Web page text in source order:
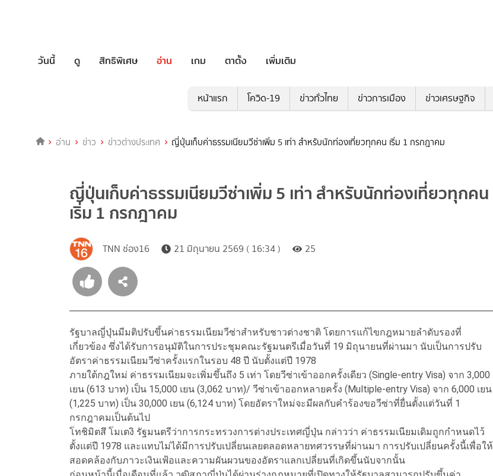
วันนี้ ดู สิทธิพิเศษ อ่าน เกม ตาตั้ง เพิ่มเติม
หน้าแรก โควิด-19 ข่าวทั่วไทย ข่าวการเมือง ข่าวเศรษฐกิจ
อ่าน ข่าว ข่าวต่างประเทศ ญี่ปุ่นเก็บค่าธรรมเนียมวีซ่าเพิ่ม 5 เท่า สำหรับนักท่องเที่ยวทุกคน เริ่ม 1 กรกฎาคม
ญี่ปุ่นเก็บค่าธรรมเนียมวีซ่าเพิ่ม 5 เท่า สำหรับนักท่องเที่ยวทุกคน
เริ่ม 1 กรกฎาคม
TNN ช่อง16 21 มิถุนายน 2569 ( 16:34 ) 25
รัฐบาลญี่ปุ่นมีมติปรับขึ้นค่าธรรมเนียมวีซ่าสำหรับชาวต่างชาติ โดยการแก้ไขกฎหมายลำดับรองที่
เกี่ยวข้อง ซึ่งได้รับการอนุมัติในการประชุมคณะรัฐมนตรีเมื่อวันที่ 19 มิถุนายนที่ผ่านมา นับเป็นการปรับ
อัตราค่าธรรมเนียมวีซ่าครั้งแรกในรอบ 48 ปี นับตั้งแต่ปี 1978
ภายใต้กฎใหม่ ค่าธรรมเนียมจะเพิ่มขึ้นถึง 5 เท่า โดยวีซ่าเข้าออกครั้งเดียว (Single-entry Visa) จาก 3,000
เยน (613 บาท) เป็น 15,000 เยน (3,062 บาท)/ วีซ่าเข้าออกหลายครั้ง (Multiple-entry Visa) จาก 6,000 เยน
(1,225 บาท) เป็น 30,000 เยน (6,124 บาท) โดยอัตราใหม่จะมีผลกับคำร้องขอวีซ่าที่ยื่นตั้งแต่วันที่ 1
กรกฎาคมเป็นต้นไป
โทชิมิตสึ โมเตงิ รัฐมนตรีว่าการกระทรวงการต่างประเทศญี่ปุ่น กล่าวว่า ค่าธรรมเนียมเดิมถูกกำหนดไว้
ตั้งแต่ปี 1978 และแทบไม่ได้มีการปรับเปลี่ยนเลยตลอดหลายทศวรรษที่ผ่านมา การปรับเปลี่ยนครั้งนี้เพื่อให้
สอดคล้องกับภาวะเงินเฟ้อและความผันผวนของอัตราแลกเปลี่ยนที่เกิดขึ้นนับจากนั้น